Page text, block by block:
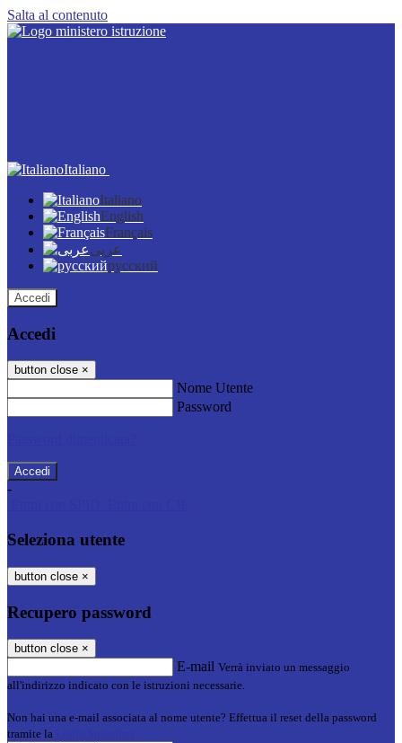
Salta al contenuto
Italiano
Italiano
English
Français
عربى
русский
Accedi
Accedi
button close ×
Nome Utente
Password
-
Seleziona utente
button close ×
Recupero password
button close ×
E-mail Verrà inviato un messaggio
all'indirizzo indicato con le istruzioni necessarie.
Non hai una e-mail associata al nome utente? Effettua il reset della password
tramite la